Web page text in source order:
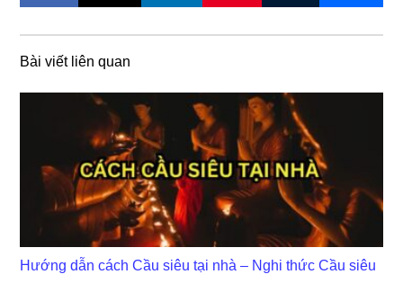
Bài viết liên quan
Hướng dẫn cách Cầu siêu tại nhà – Nghi thức Cầu siêu